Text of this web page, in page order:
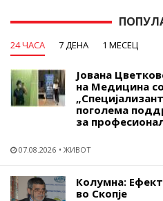
24 ЧАСА 7 ДЕНА 1 МЕСЕЦ
Јована
на Медицина
поголема
за
07.08.2026 ЖИВОТ
Колумна:
во Скопје